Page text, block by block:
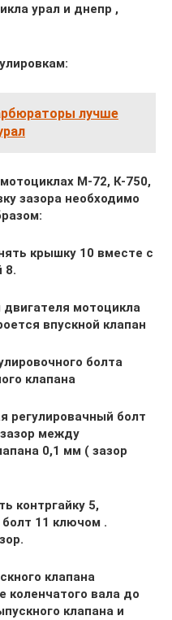
урал и днепр ,
лучше
М-72, К-750,
зазора необходимо
крышку 10 вместе с
8.
двигателя мотоцикла
впускной клапан
болта
клапана
регулировачный болт
между
0,1 мм ( зазор
контргайку 5,
11 ключом .
клапана
коленчатого вала до
клапана и